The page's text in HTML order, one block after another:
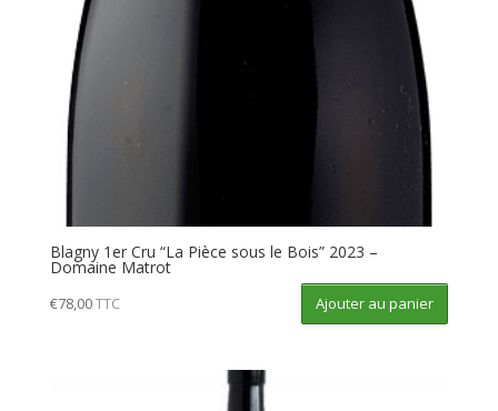
Blagny 1er Cru “La Pièce sous le Bois” 2023 –
Domaine Matrot
€78,00TTC Ajouter au panier